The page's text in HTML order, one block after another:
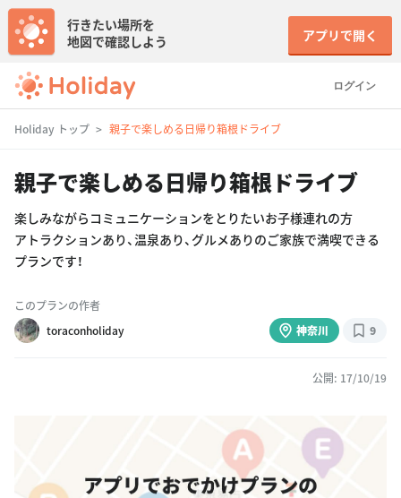
ログイン
行きたい場所を
地図で確認しよう
アプリで開く
Holiday トップ 親子で楽しめる日帰り箱根ドライブ
親子で楽しめる日帰り箱根ドライブ
楽しみながらコミュニケーションをとりたいお子様連れの方
アトラクションあり、温泉あり、グルメありのご家族で満喫できる
プランです！
このプランの作者
toraconholiday
神奈川 9
公開: 17/10/19